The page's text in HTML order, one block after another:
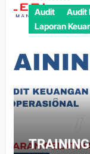
Audit Audit
Laporan